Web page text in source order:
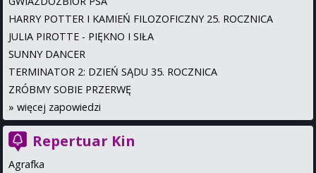
HARRY POTTER I KAMIEŃ FILOZOFICZNY 25. ROCZNICA
JULIA PIROTTE - PIĘKNO I SIŁA
SUNNY DANCER
TERMINATOR 2: DZIEŃ SĄDU 35. ROCZNICA
ZRÓBMY SOBIE PRZERWĘ
» więcej zapowiedzi
Repertuar Kin
Agrafka